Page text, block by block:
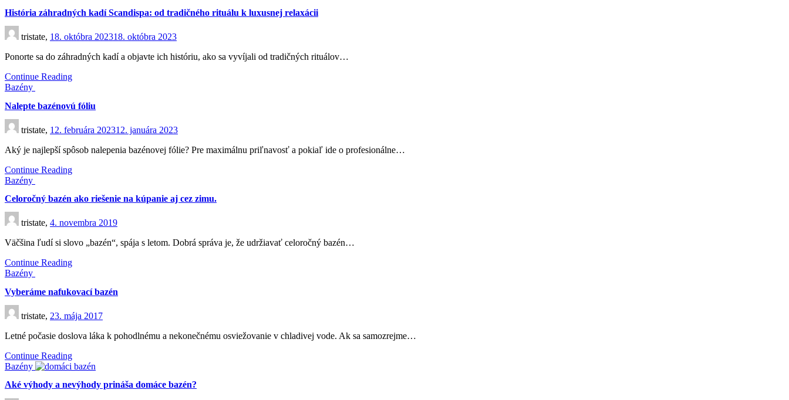
História záhradných kadí Scandispa: od tradičného rituálu k luxusnej relaxácii
tristate, 18. októbra 202318. októbra 2023
Ponorte sa do záhradných kadí a objavte ich históriu, ako sa vyvíjali od tradičných rituálov…
Continue Reading
Bazény
Nalepte bazénovú fóliu
tristate, 12. februára 202312. januára 2023
Aký je najlepší spôsob nalepenia bazénovej fólie? Pre maximálnu priľnavosť a pokiaľ ide o profesionálne…
Continue Reading
Bazény
Celoročný bazén ako riešenie na kúpanie aj cez zimu.
tristate, 4. novembra 2019
Väčšina ľudí si slovo „bazén“, spája s letom. Dobrá správa je, že udržiavať celoročný bazén…
Continue Reading
Bazény
Vyberáme nafukovací bazén
tristate, 23. mája 2017
Letné počasie doslova láka k pohodlnému a nekonečnému osviežovanie v chladivej vode. Ak sa samozrejme…
Continue Reading
Bazény
Aké výhody a nevýhody prináša domáce bazén?